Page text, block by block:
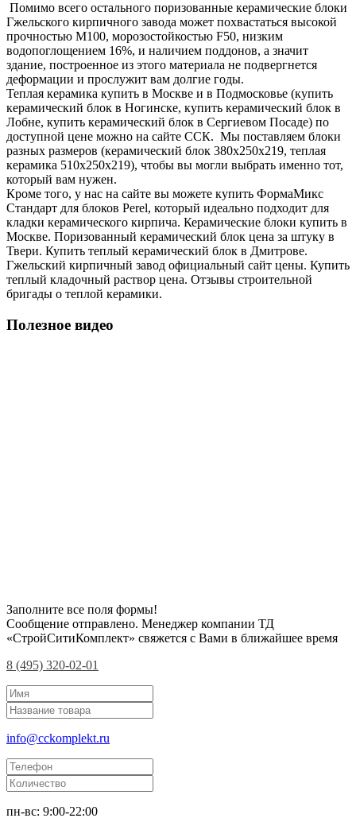
Помимо всего остального поризованные керамические блоки
Гжельского кирпичного завода может похвастаться высокой
прочностью М100, морозостойкостью F50, низким
водопоглощением 16%, и наличием поддонов, а значит
здание, построенное из этого материала не подвергнется
деформации и прослужит вам долгие годы.
Теплая керамика купить в Москве и в Подмосковье (купить
керамический блок в Ногинске, купить керамический блок в
Лобне, купить керамический блок в Сергиевом Посаде) по
доступной цене можно на сайте ССК. Мы поставляем блоки
разных размеров (керамический блок 380х250х219, теплая
керамика 510х250х219), чтобы вы могли выбрать именно тот,
который вам нужен.
Кроме того, у нас на сайте вы можете купить ФормаМикс
Стандарт для блоков Perel, который идеально подходит для
кладки керамического кирпича. Керамические блоки купить в
Москве. Поризованный керамический блок цена за штуку в
Твери. Купить теплый керамический блок в Дмитрове.
Гжельский кирпичный завод официальный сайт цены. Купить
теплый кладочный раствор цена. Отзывы строительной
бригады о теплой керамики.
Полезное видео
Заполните все поля формы!
Сообщение отправлено. Менеджер компании ТД
«СтройСитиКомплект» свяжется с Вами в ближайшее время
8 (495) 320-02-01
info@cckomplekt.ru
пн-вс: 9:00-22:00